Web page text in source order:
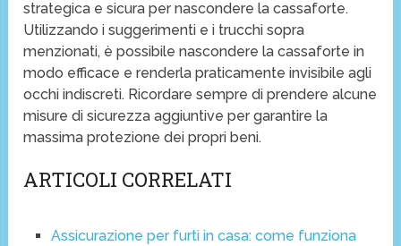
strategica e sicura per nascondere la cassaforte.
Utilizzando i suggerimenti e i trucchi sopra
menzionati, è possibile nascondere la cassaforte in
modo efficace e renderla praticamente invisibile agli
occhi indiscreti. Ricordare sempre di prendere alcune
misure di sicurezza aggiuntive per garantire la
massima protezione dei propri beni.
ARTICOLI CORRELATI
Assicurazione per furti in casa: come funziona